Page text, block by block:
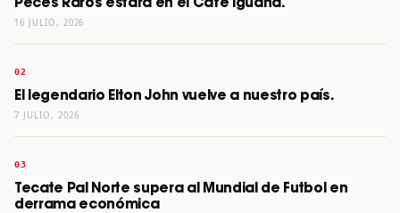
16 JULIO, 2026
El legendario Elton John vuelve a nuestro país.
7 JULIO, 2026
Tecate Pal Norte supera al Mundial de Futbol en
derrama económica